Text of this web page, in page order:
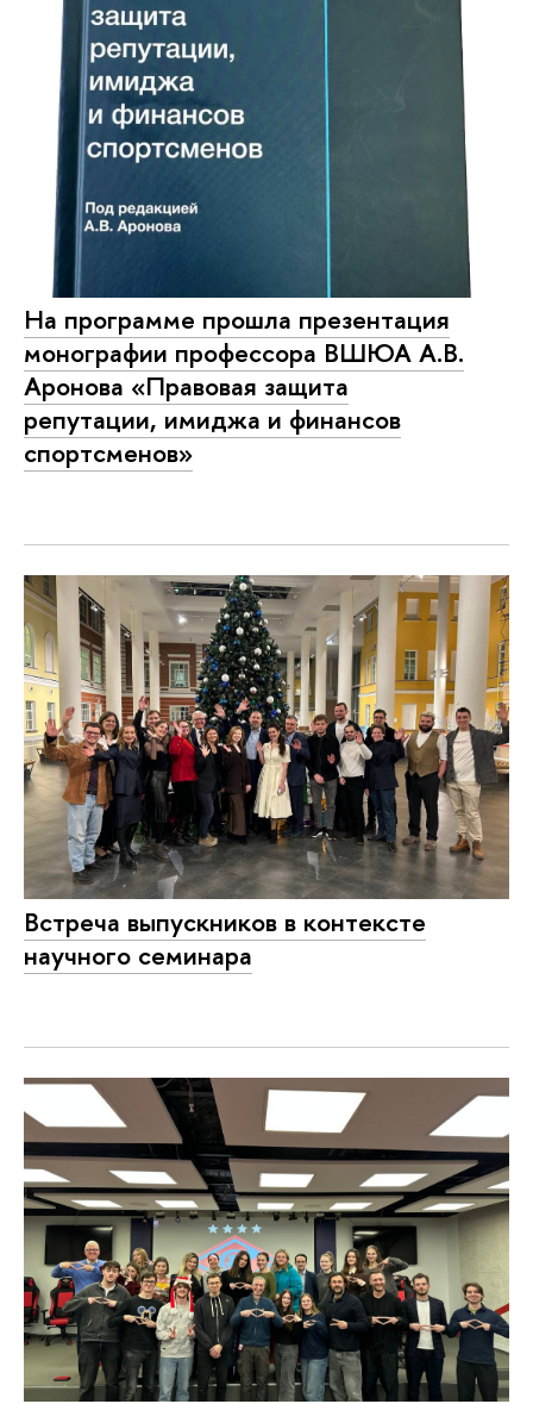
На программе прошла презентация
монографии профессора ВШЮА А.В.
Аронова «Правовая защита
репутации, имиджа и финансов
спортсменов»
Встреча выпускников в контексте
научного семинара